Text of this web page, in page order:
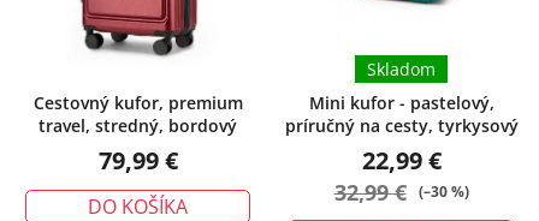
Cestovný kufor, premium
travel, stredný, bordový
79,99 €
DO KOŠÍKA
Mini kufor - pastelový,
príručný na cesty, tyrkysový
Skladom
22,99 €
32,99 € (–30 %)